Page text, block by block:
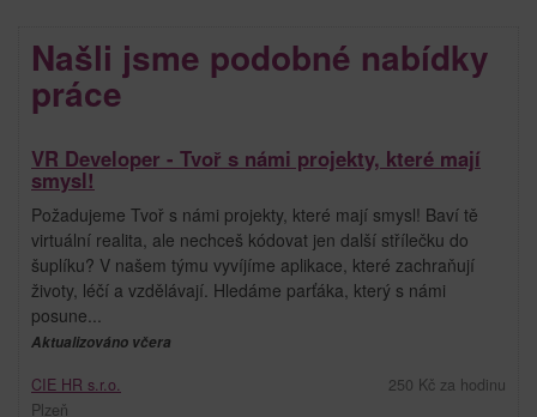
Našli jsme podobné nabídky
práce
VR Developer - Tvoř s námi projekty, které mají
smysl!
Požadujeme Tvoř s námi projekty, které mají smysl! Baví tě
virtuální realita, ale nechceš kódovat jen další střílečku do
šuplíku? V našem týmu vyvíjíme aplikace, které zachraňují
životy, léčí a vzdělávají. Hledáme parťáka, který s námi
posune...
Aktualizováno včera
CIE HR s.r.o.
Plzeň
250 Kč za hodinu